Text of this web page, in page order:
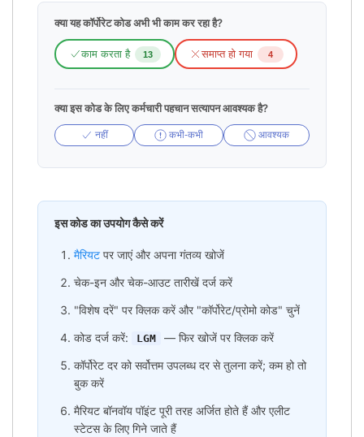
क्या यह कॉर्पोरेट कोड अभी भी काम कर रहा है?
काम करता है 13 समाप्त हो गया 4
क्या इस कोड के लिए कर्मचारी पहचान सत्यापन आवश्यक है?
नहीं कभी-कभी आवश्यक
इस कोड का उपयोग कैसे करें
मैरियट पर जाएं और अपना गंतव्य खोजें
चेक-इन और चेक-आउट तारीखें दर्ज करें
"विशेष दरें" पर क्लिक करें और "कॉर्पोरेट/प्रोमो कोड" चुनें
कोड दर्ज करें:
LGM
— फिर खोजें पर क्लिक करें
कॉर्पोरेट दर को सर्वोत्तम उपलब्ध दर से तुलना करें; कम हो तो
बुक करें
मैरियट बॉनवॉय पॉइंट पूरी तरह अर्जित होते हैं और एलीट
स्टेटस के लिए गिने जाते हैं